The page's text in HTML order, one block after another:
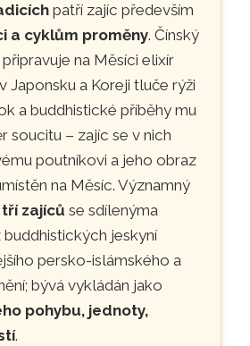
patří zajíc především
a cyklům proměny. Čínský
na Měsíci elixír
Japonsku a Koreji tluče rýži
a buddhistické příběhy mu
soucitu – zajíc se v nich
poutníkovi a jeho obraz
na Měsíc. Významný
tří zajíců se sdílenýma
buddhistických jeskyní
persko-islámského a
bývá vykládán jako
pohybu, jednoty,
.